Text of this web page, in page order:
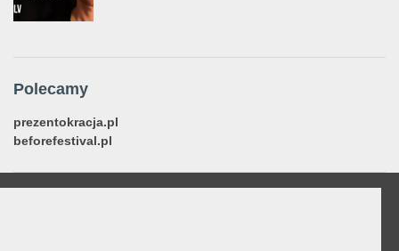
Polecamy
prezentokracja.pl
beforefestival.pl